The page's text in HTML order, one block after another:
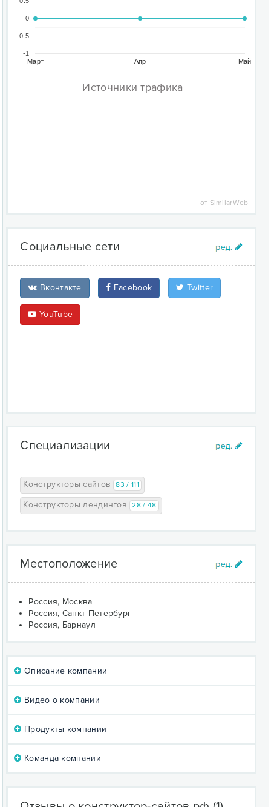
Март Апр Май
-1
-0.5
0
Источники трафика
от SimilarWeb
Социальные сети
Вконтакте Facebook Twitter
YouTube
Специализации
Конструкторы сайтов 83 / 111
Конструкторы лендингов 28 / 48
Местоположение
Россия, Москва
Россия, Санкт-Петербург
Россия, Барнаул
Описание компании
Видео о компании
Продукты компании
Команда компании